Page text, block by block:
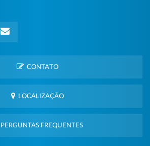
CONTATO
LOCALIZAÇÃO
PERGUNTAS FREQUENTES